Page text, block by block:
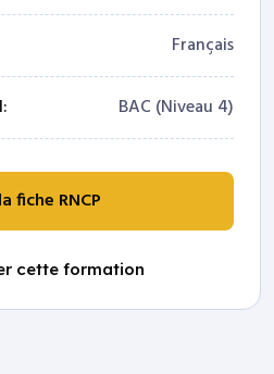
Français
BAC (Niveau 4)
fiche RNCP
cette formation